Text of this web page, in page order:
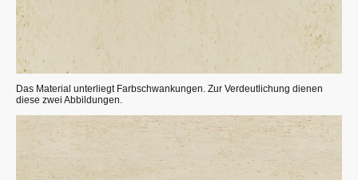
Das Material unterliegt Farbschwankungen. Zur Verdeutlichung dienen
diese zwei Abbildungen.